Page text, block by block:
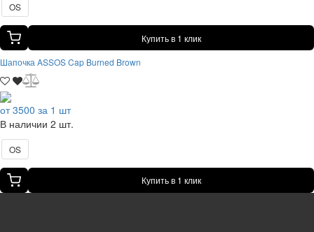
OS
Купить в 1 клик
Шапочка ASSOS Cap Burned Brown
от 3500 за 1 шт
В наличии 2 шт.
OS
Купить в 1 клик